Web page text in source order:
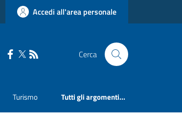
Accedi all'area personale
Cerca
Turismo Tutti gli argomenti...